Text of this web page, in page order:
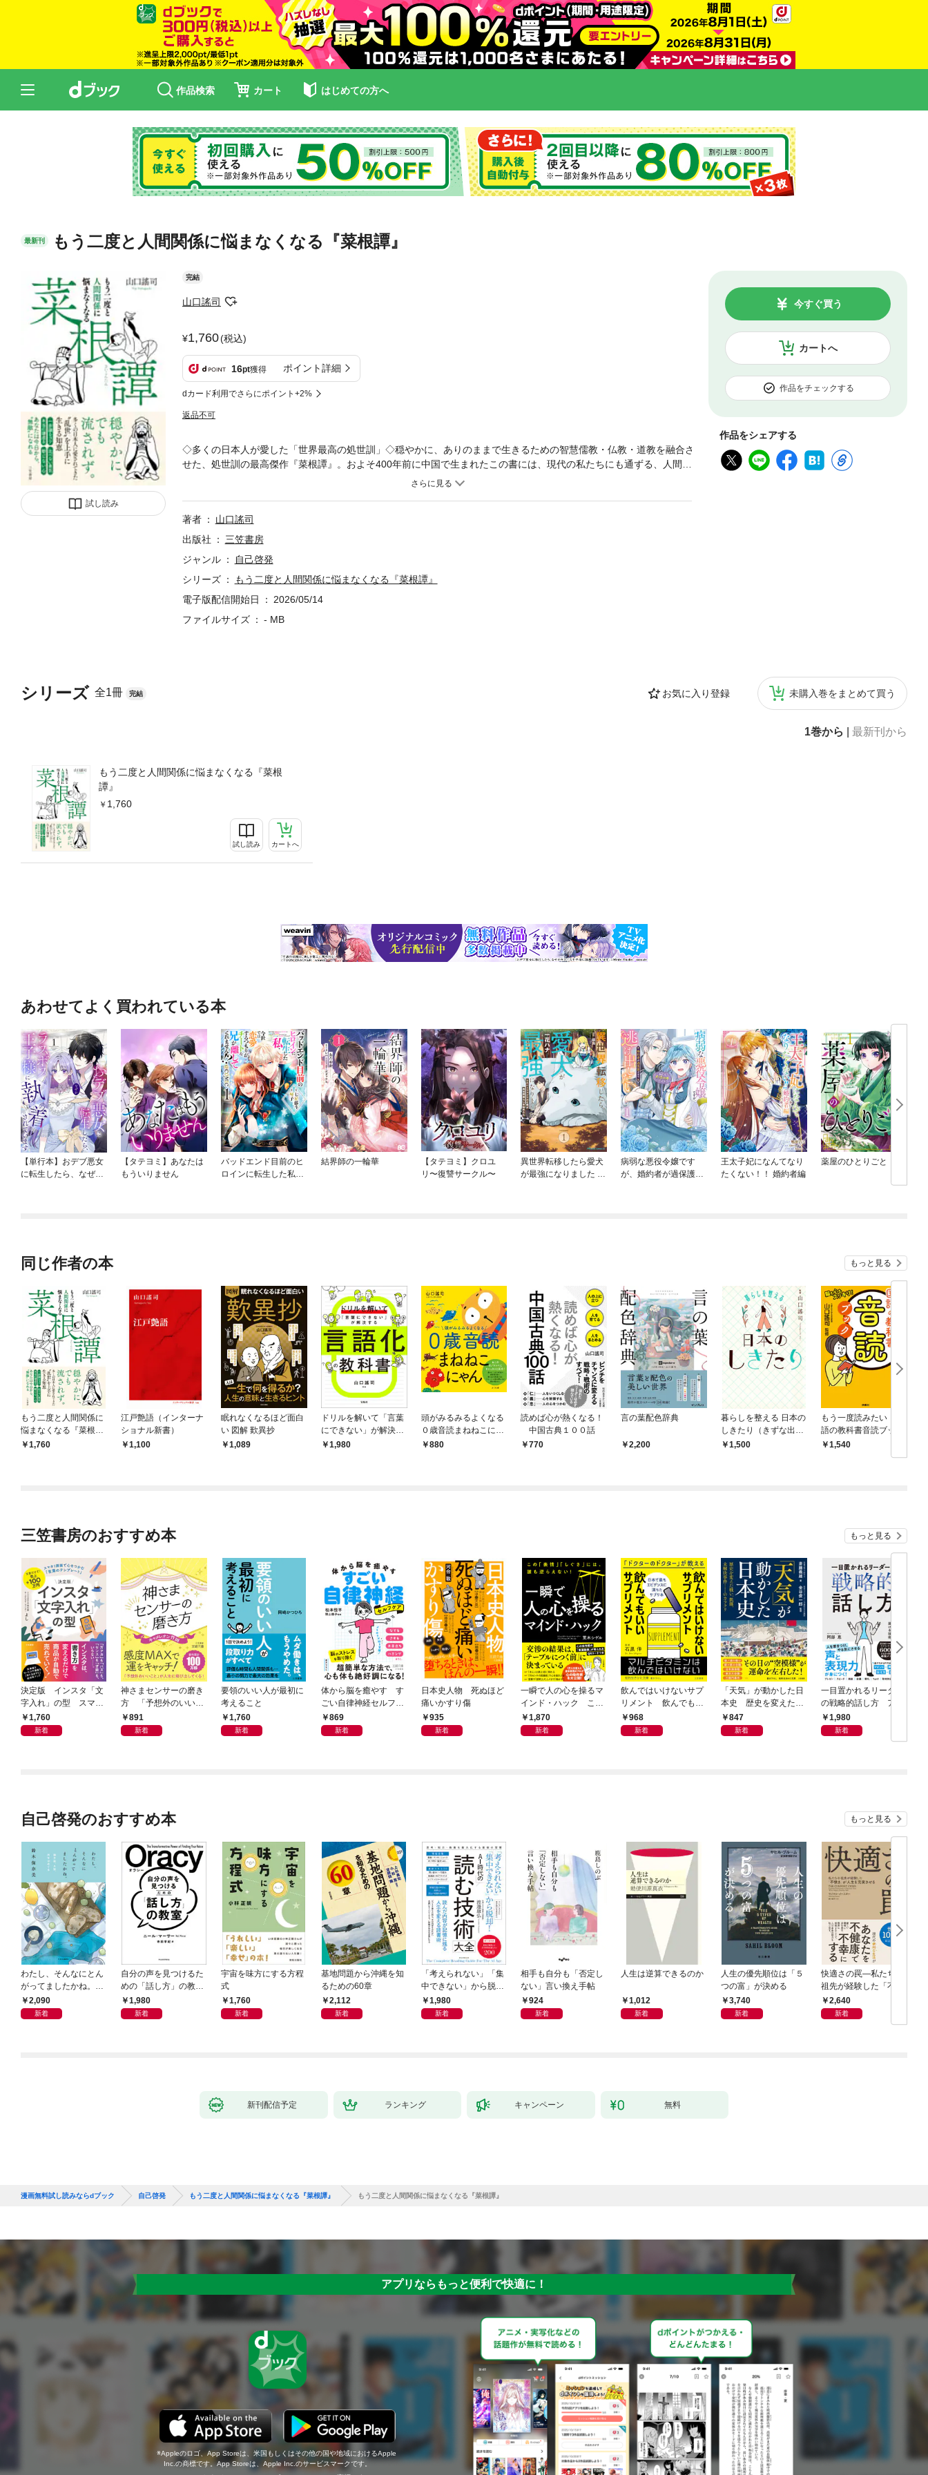
作品検索 カート はじめての方へ
最新刊 もう二度と人間関係に悩まなくなる『菜根譚』
試し読み
完結
山口謠司
1,760(税込)
16pt獲得 ポイント詳細
dカード利用でさらにポイント+2%
返品不可
カートへ
今すぐ買う
作品をチェックする
作品をシェアする
シリーズ 全1冊 完結 お気に入り登録 未購入巻をまとめて買う
1巻から 最新刊から
もう二度と人間関係に悩まなくなる『菜根
譚』
1,760
試し読み カートへ
◇多くの日本人が愛した「世界最高の処世訓」◇穏やかに、ありのままで生きるための智慧儒教・仏教・道教を融合さ
せた、処世訓の最高傑作『菜根譚』。およそ400年前に中国で生まれたこの書には、現代の私たちにも通ずる、人間関
係に振り回されないためのヒントが詰まっています。●「さびしい」だけで、人とつながらない●比べる相手は「昨日
心……。あなたが、もう人間関係で悩まないように。「不変の処世術」を丁寧にわかりやすく紹介します。
著者
山口謠司
出版社
三笠書房
ジャンル
自己啓発
シリーズ
もう二度と人間関係に悩まなくなる『菜根譚』
電子版配信開始日
2026/05/14
ファイルサイズ
- MB
あわせてよく買われている本
【単行本】おデブ悪女
に転生したら、なぜか
【タテヨミ】あなたは
もういりません
バッドエンド目前のヒ
ロインに転生した私、
結界師の一輪華
【タテヨミ】クロユ
リ〜復讐サークル〜
異世界転移したら愛犬
が最強になりました ～
病弱な悪役令嬢です
が、婚約者が過保護す
王太子妃になんてなり
たくない！！ 婚約者編
薬屋のひとりごと
同じ作者の本 もっと見る
もう二度と人間関係に
悩まなくなる『菜根
譚』1,760
江戸艶語（インターナ
ショナル新書）
1,100
眠れなくなるほど面白
い 図解 歎異抄
1,089
ドリルを解いて「言葉
にできない」が解決す
る 言語化の教科書
1,980
頭がみるみるよくなる
０歳音読まねねこにゃ
ん880
読めば心が熱くなる！
中国古典１００話
770
言の葉配色辞典
2,200
暮らしを整える 日本の
しきたり（きずな出
版）1,500
もう一度読みたい 国
語の教科書音読ブック
1,540
三笠書房のおすすめ本 もっと見る
決定版 インスタ「文
字入れ」の型 スマホ
１画面で心をつかむ
「言葉のテンプレー
1,760
新着
神さまセンサーの磨き
方 「予想外のいいこ
と」が人生に飛び出し
てくる！
891
新着
要領のいい人が最初に
考えること
1,760
新着
体から脳を癒やす す
ごい自律神経セルフケ
ア869
新着
日本史人物 死ぬほど
痛いかすり傷
935
新着
一瞬で人の心を操るマ
インド・ハック この
「表情」「しぐさ」に
は、誰も逆らえない！
1,870
新着
飲んではいけないサプ
リメント 飲んでもい
いサプリメント
968
新着
「天気」が動かした日
本史 歴史を変えた戦
い、飢饉、未解決事
件……のカラクリ
847
新着
一目置かれるリーダー
の戦略的話し方 アナ
ウンサーが教える言葉
を相手に届ける技術
1,980
新着
自己啓発のおすすめ本 もっと見る
わたし、そんなにとん
がってましたかね。
獅子座、Ａ型、丙午は
めぐる
2,090
新着
自分の声を見つけるた
めの「話し方」の教
室 Ｏｒａｃｙ（オラ
シー）
1,980
新着
宇宙を味方にする方程
式
1,760
新着
基地問題から沖縄を知
るための60章
2,112
新着
「考えられない」「集
中できない」から脱
却！ AI時代の読む技
術大全
1,980
新着
相手も自分も「否定し
ない」言い換え手帖
924
新着
人生は逆算できるのか
1,012
新着
人生の優先順位は「５
つの富」が決める
3,740
新着
快適さの罠―私たちの
祖先が経験した「不快
さ」が人生を充実させ
る
2,640
新着
新刊配信予定 ランキング キャンペーン 無料
漫画無料試し読みならdブック 自己啓発 もう二度と人間関係に悩まなくなる『菜根譚』 もう二度と人間関係に悩まなくなる『菜根譚』
アプリならもっと便利で快適に！
Appleのロゴ、App Storeは、米国もしくはその他の国や地域におけるApple
Inc.の商標です。App Storeは、Apple Inc.のサービスマークです。